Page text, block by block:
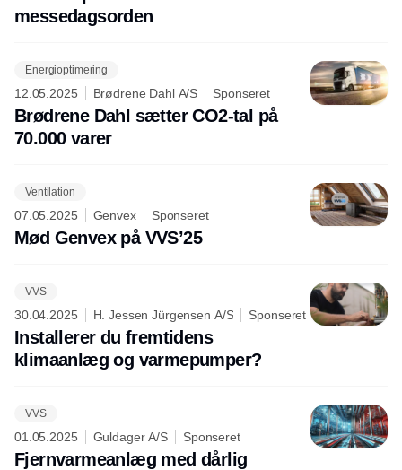
messedagsorden
Energioptimering
12.05.2025 Brødrene Dahl A/S Sponseret
Brødrene Dahl sætter CO2-tal på
70.000 varer
Ventilation
07.05.2025 Genvex Sponseret
Mød Genvex på VVS’25
VVS
30.04.2025 H. Jessen Jürgensen A/S Sponseret
Installerer du fremtidens
klimaanlæg og varmepumper?
VVS
01.05.2025 Guldager A/S Sponseret
Fjernvarmeanlæg med dårlig